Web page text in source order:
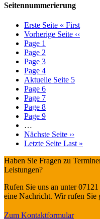
Seitennummerierung
Erste Seite « First
Vorherige Seite ‹‹
Page 1
Page 2
Page 3
Page 4
Aktuelle Seite 5
Page 6
Page 7
Page 8
Page 9
…
Nächste Seite ››
Letzte Seite Last »
Haben Sie Fragen zu
Leistungen?
Rufen Sie uns an unter
eine Nachricht. Wir rufen Sie
Zum Kontaktformular